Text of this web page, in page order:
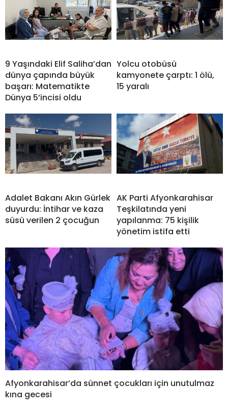
9 Yaşındaki Elif Saliha’dan
dünya çapında büyük
başarı: Matematikte
Dünya 5’incisi oldu
Yolcu otobüsü
kamyonete çarptı: 1 ölü,
15 yaralı
Adalet Bakanı Akın Gürlek
duyurdu: İntihar ve kaza
süsü verilen 2 çocuğun
AK Parti Afyonkarahisar
Teşkilatında yeni
yapılanma: 75 kişilik
yönetim istifa etti
Afyonkarahisar’da sünnet çocukları için unutulmaz
kına gecesi